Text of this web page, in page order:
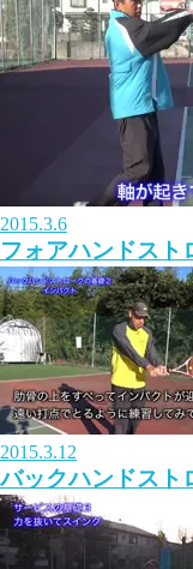
2015.3.6
フォアハンドス
2015.3.12
バックハンドス